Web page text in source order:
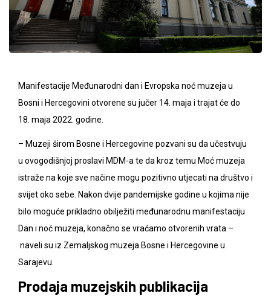
Manifestacije Međunarodni dan i Evropska noć muzeja u
Bosni i Hercegovini otvorene su jučer 14. maja i trajat će do
18. maja 2022. godine.
– Muzeji širom Bosne i Hercegovine pozvani su da učestvuju
u ovogodišnjoj proslavi MDM-a te da kroz temu Moć muzeja
istraže na koje sve načine mogu pozitivno utjecati na društvo i
svijet oko sebe. Nakon dvije pandemijske godine u kojima nije
bilo moguće prikladno obilježiti međunarodnu manifestaciju
Dan i noć muzeja, konačno se vraćamo otvorenih vrata –
naveli su iz Zemaljskog muzeja Bosne i Hercegovine u
Sarajevu.
Prodaja muzejskih publikacija